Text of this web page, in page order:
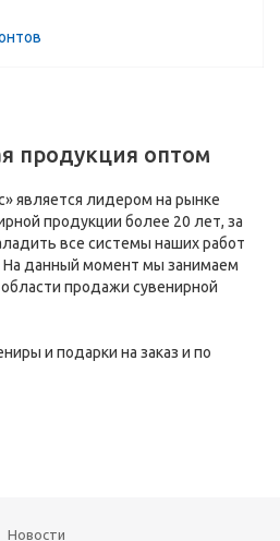
продукция оптом
является лидером на рынке
продукции более 20 лет, за
все системы наших работ
На данный момент мы занимаем
продажи сувенирной
и подарки на заказ и по
Новости